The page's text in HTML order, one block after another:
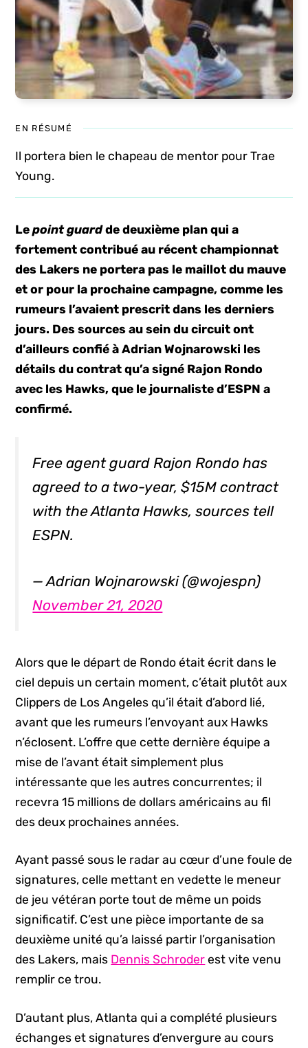
EN RÉSUMÉ
Il portera bien le chapeau de mentor pour Trae
Young.
Lepoint guardde deuxième plan qui a
fortement contribué au récent championnat
des Lakers ne portera pas le maillot du mauve
et or pour la prochaine campagne, comme les
rumeurs l’avaient prescrit dans les derniers
jours. Des sources au sein du circuit ont
d’ailleurs confié à Adrian Wojnarowski les
détails du contrat qu’a signé Rajon Rondo
avec les Hawks, que le journaliste d’ESPN a
confirmé.
Free agent guard Rajon Rondo has
agreed to a two-year, $15M contract
with the Atlanta Hawks, sources tell
ESPN.
— Adrian Wojnarowski (@wojespn)
November 21, 2020
Alors que le départ de Rondo était écrit dans le
ciel depuis un certain moment, c’était plutôt aux
Clippers de Los Angeles qu’il était d’abord lié,
avant que les rumeurs l’envoyant aux Hawks
n’éclosent. L’offre que cette dernière équipe a
mise de l’avant était simplement plus
intéressante que les autres concurrentes; il
recevra 15 millions de dollars américains au fil
des deux prochaines années.
Ayant passé sous le radar au cœur d’une foule de
signatures, celle mettant en vedette le meneur
de jeu vétéran porte tout de même un poids
significatif. C’est une pièce importante de sa
deuxième unité qu’a laissé partir l’organisation
des Lakers, mais Dennis Schroder est vite venu
remplir ce trou.
D’autant plus, Atlanta qui a complété plusieurs
échanges et signatures d’envergure au cours